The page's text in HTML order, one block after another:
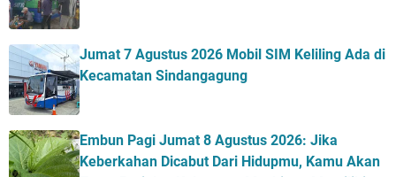
Jumat 7 Agustus 2026 Mobil SIM Keliling Ada di
Kecamatan Sindangagung
Embun Pagi Jumat 8 Agustus 2026: Jika
Keberkahan Dicabut Dari Hidupmu, Kamu Akan